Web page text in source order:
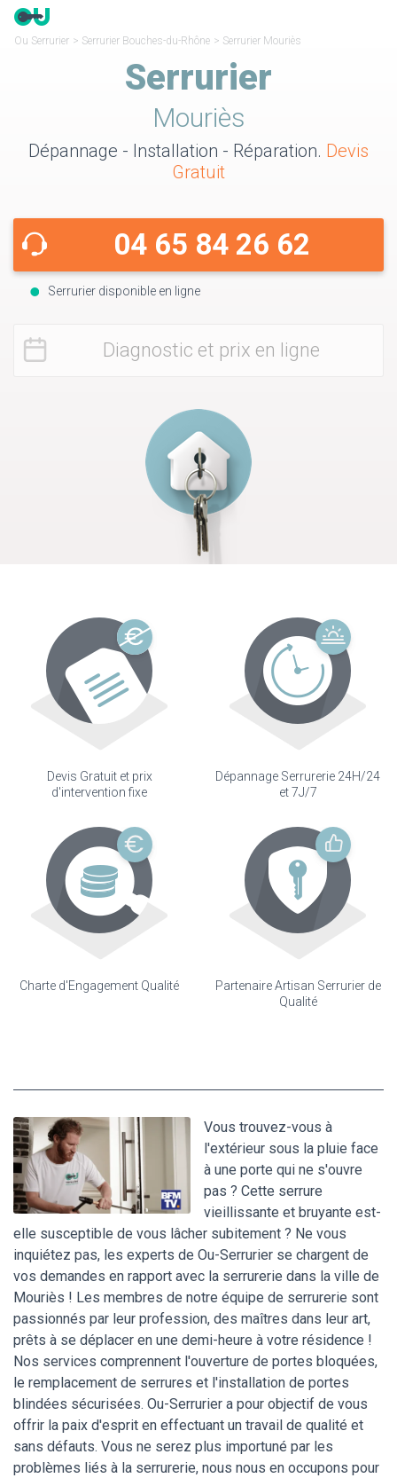
Ou Serrurier > Serrurier Bouches-du-Rhône > Serrurier Mouriès
Serrurier
Mouriès
Dépannage - Installation - Réparation. Devis
Gratuit
04 65 84 26 62
Serrurier disponible en ligne
Diagnostic et prix en ligne
Devis Gratuit et prix
d'intervention fixe
Dépannage Serrurerie 24H/24
et 7J/7
Charte d'Engagement Qualité
Partenaire Artisan Serrurier de
Qualité
Vous trouvez-vous à
l'extérieur sous la pluie face
à une porte qui ne s'ouvre
pas ? Cette serrure
vieillissante et bruyante est-
elle susceptible de vous lâcher subitement ? Ne vous
inquiétez pas, les experts de Ou-Serrurier se chargent de
vos demandes en rapport avec la serrurerie dans la ville de
Mouriès ! Les membres de notre équipe de serrurerie sont
passionnés par leur profession, des maîtres dans leur art,
prêts à se déplacer en une demi-heure à votre résidence !
Nos services comprennent l'ouverture de portes bloquées,
le remplacement de serrures et l'installation de portes
blindées sécurisées. Ou-Serrurier a pour objectif de vous
offrir la paix d'esprit en effectuant un travail de qualité et
sans défauts. Vous ne serez plus importuné par les
problèmes liés à la serrurerie, nous nous en occupons pour